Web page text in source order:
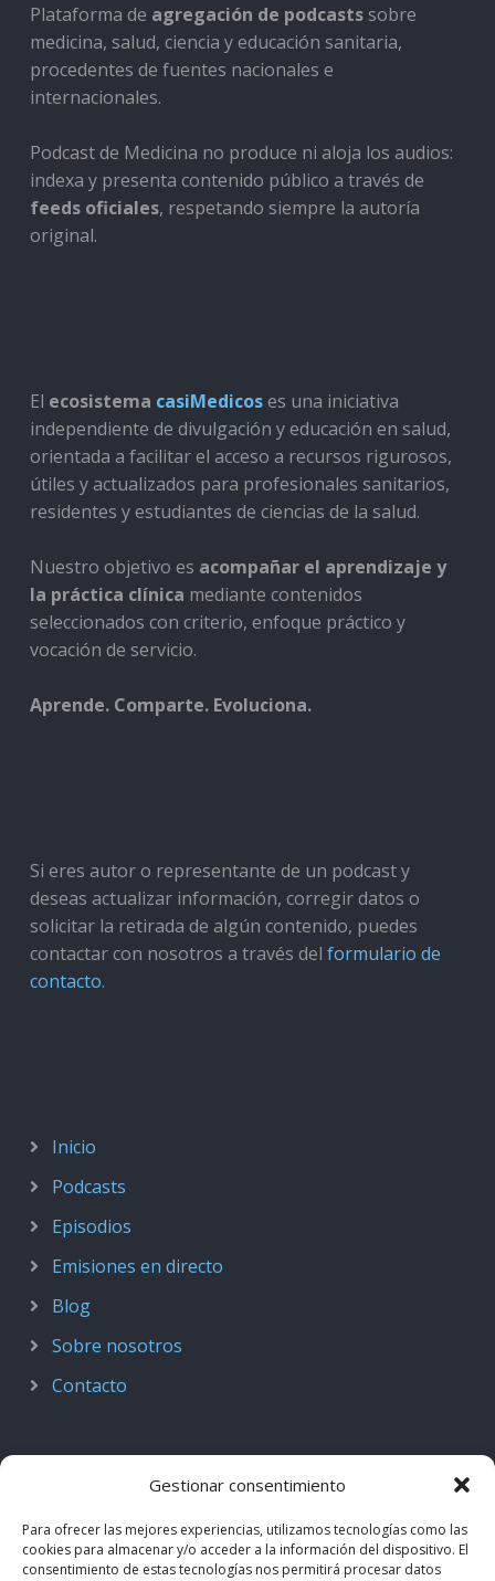
Gestionar consentimiento
Para ofrecer las mejores experiencias, utilizamos tecnologías como las
cookies para almacenar y/o acceder a la información del dispositivo. El
consentimiento de estas tecnologías nos permitirá procesar datos
Plataforma de agregación de podcastssobre
medicina, salud, ciencia y educación sanitaria,
procedentes de fuentes nacionales e
internacionales.
Podcast de Medicina no produce ni aloja los audios:
indexa y presenta contenido público a través de
feeds oficiales, respetando siempre la autoría
original.
El ecosistema casiMedicoses una iniciativa
independiente de divulgación y educación en salud,
orientada a facilitar el acceso a recursos rigurosos,
útiles y actualizados para profesionales sanitarios,
residentes y estudiantes de ciencias de la salud.
Nuestro objetivo es acompañar el aprendizaje y
la práctica clínica mediante contenidos
seleccionados con criterio, enfoque práctico y
vocación de servicio.
Aprende. Comparte. Evoluciona.
Si eres autor o representante de un podcast y
deseas actualizar información, corregir datos o
solicitar la retirada de algún contenido, puedes
contactar con nosotros a través del formulario de
contacto.
Inicio
Podcasts
Episodios
Emisiones en directo
Blog
Sobre nosotros
Contacto